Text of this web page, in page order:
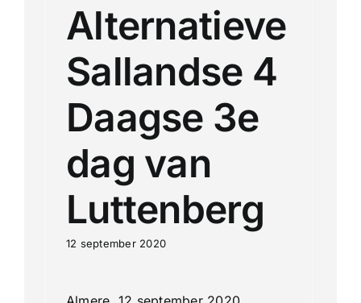
Alternatieve
Sallandse 4
Daagse 3e
dag van
Luttenberg
12 september 2020